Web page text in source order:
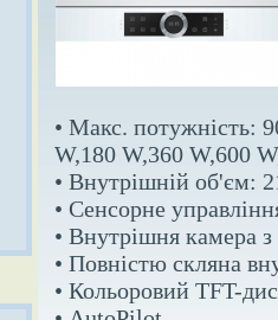
• Макс. потужність:
W,180 W,360 W,600
• Внутрішній об'єм:
• Сенсорне
• Внутрішня камера з
• Повністю скляна
• Кольоровий TFT-